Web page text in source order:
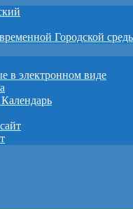
Городской
в электронном виде